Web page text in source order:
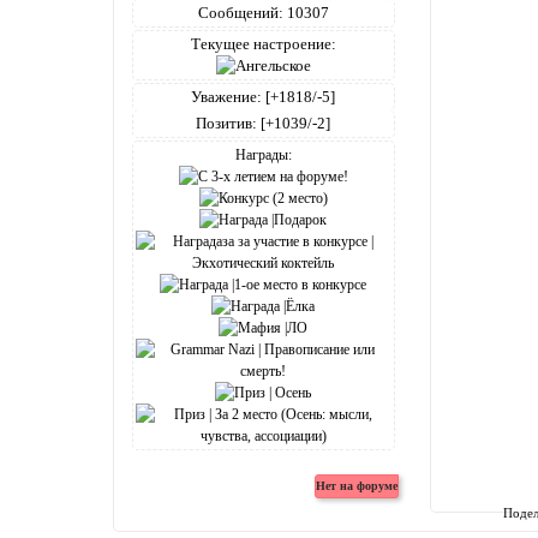
Сообщений: 10307
Текущее настроение:
Уважение: [+1818/-5]
Позитив: [+1039/-2]
Награды: